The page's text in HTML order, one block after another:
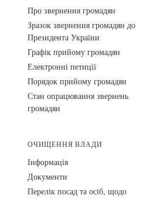
Про звернення громадян
Зразок звернення громадян до
Президента України
Графік прийому громадян
Електронні петиції
Порядок прийому громадян
Стан опрацювання звернень
громадян
ОЧИЩЕННЯ ВЛАДИ
Інформація
Документи
Перелік посад та осіб, щодо